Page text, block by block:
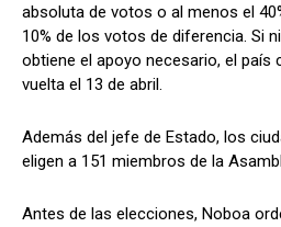
absoluta de votos o al menos el
10% de los votos de diferencia. Si
obtiene el apoyo necesario, el país
vuelta el 13 de abril.
Además del jefe de Estado, los
eligen a 151 miembros de la
Antes de las elecciones, Noboa